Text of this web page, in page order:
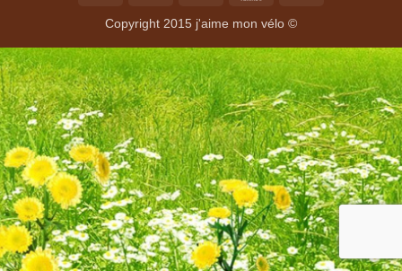
Copyright 2015 j'aime mon vélo ©